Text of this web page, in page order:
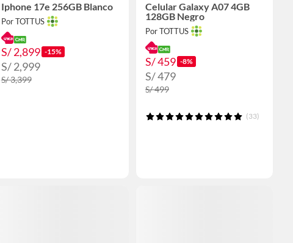
Iphone 17e 256GB Blanco
Por TOTTUS
S/ 2,899 -15%
S/ 2,999
S/ 3,399
Celular Galaxy A07 4GB
128GB Negro
Por TOTTUS
S/ 459 -8%
S/ 479
S/ 499
(33)